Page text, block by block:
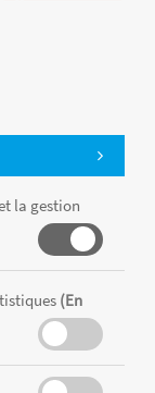
la gestion
(En
disponibles de